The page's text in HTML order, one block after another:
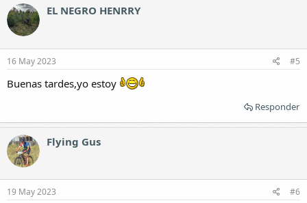
EL NEGRO HENRRY
16 May 2023 #5
Buenas tardes,yo estoy
Responder
Flying Gus
19 May 2023 #6